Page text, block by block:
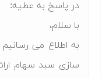
در پاسخ به عطیه:
با سلام،
به اطلاع می
سازی سبد سهام